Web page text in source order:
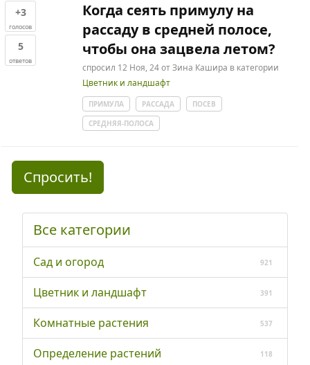
+3
голосов
5
ответов
Когда сеять примулу на
рассаду в средней полосе,
чтобы она зацвела летом?
спросил 12 Ноя, 24 отЗина Кашира в категории
Цветник и ландшафт
ПРИМУЛА РАССАДА
ПОСЕВ
СРЕДНЯЯ-ПОЛОСА
Спросить!
Все категории
Сад и огород 921
Цветник и ландшафт 391
Комнатные растения 537
Определение растений 118